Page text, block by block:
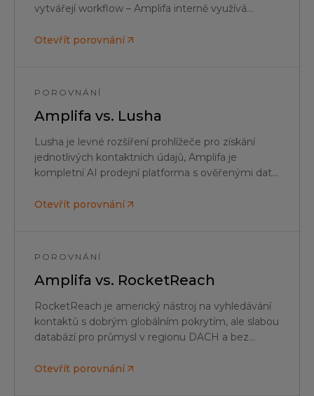
vytvářejí workflow – Amplifa interně využívá
systém včetně AI SDR a funkce Outreach.
Otevřít porovnání
POROVNÁNÍ
Amplifa vs. Lusha
Lusha je levné rozšíření prohlížeče pro získání
jednotlivých kontaktních údajů, Amplifa je
kompletní AI prodejní platforma s ověřenými daty
oslovováním.
Otevřít porovnání
POROVNÁNÍ
Amplifa vs. RocketReach
RocketReach je americký nástroj na vyhledávání
kontaktů s dobrým globálním pokrytím, ale slabou
databází pro průmysl v regionu DACH a bez
data z regionu DACH, AI SDR a vícekanálový
Otevřít porovnání